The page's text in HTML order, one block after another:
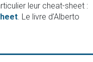
leur cheat-sheet :
. Le livre d’Alberto